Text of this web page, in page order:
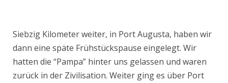
Siebzig Kilometer weiter, in Port Augusta, haben wir
dann eine späte Frühstückspause eingelegt. Wir
hatten die “Pampa” hinter uns gelassen und waren
zurück in der Zivilisation. Weiter ging es über Port